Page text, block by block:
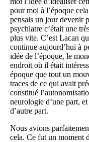
pour moi à l’époque
pensais un jour devenir
psychiatre c’était une
plus vite. C’est Lacan
continue aujourd’hui à
idée de l’époque, le
endroit où il était
époque que tout un
traces de ce qui avait
constitué
neurologie d’une part,
d’autre part.
Nous avions
cela. Ce fut un moment